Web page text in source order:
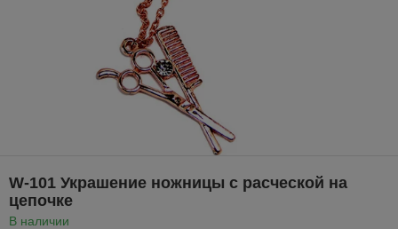
W-101 Украшение ножницы с расческой на
цепочке
В наличии